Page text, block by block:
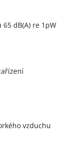
dB(A) re 1pW
vzduchu